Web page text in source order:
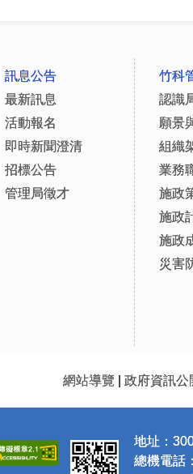
訊息公告
最新訊息
活動報名
即時新聞澄清
招標公告
管理局徵才
竹科
認識
願景
組織
業務
施政
施政
施政
災害
網站導覽 政府資訊公
地址：
總機電話